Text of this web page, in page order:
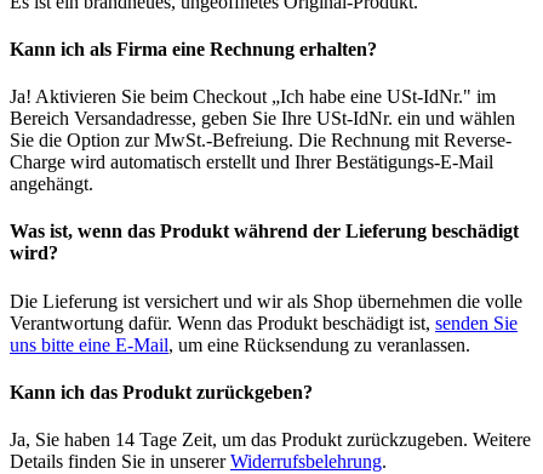
Kann ich als Firma eine Rechnung erhalten?
Ja! Aktivieren Sie beim Checkout „Ich habe eine USt-IdNr." im
Bereich Versandadresse, geben Sie Ihre USt-IdNr. ein und wählen
Sie die Option zur MwSt.-Befreiung. Die Rechnung mit Reverse-
Charge wird automatisch erstellt und Ihrer Bestätigungs-E-Mail
angehängt.
Was ist, wenn das Produkt während der Lieferung beschädigt
wird?
Die Lieferung ist versichert und wir als Shop übernehmen die volle
Verantwortung dafür. Wenn das Produkt beschädigt ist, senden Sie
uns bitte eine E-Mail, um eine Rücksendung zu veranlassen.
Kann ich das Produkt zurückgeben?
Ja, Sie haben 14 Tage Zeit, um das Produkt zurückzugeben. Weitere
Details finden Sie in unsererWiderrufsbelehrung.